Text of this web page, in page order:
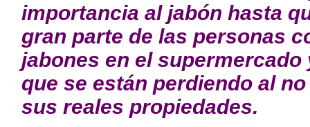
importancia al jabón hasta
gran parte de las personas
jabones en el
que se están perdiendo al
sus reales propiedades.